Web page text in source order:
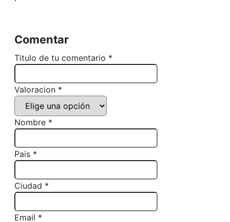
Comentar
Titulo de tu comentario *
Valoracion *
Nombre *
Pais *
Ciudad *
Email *